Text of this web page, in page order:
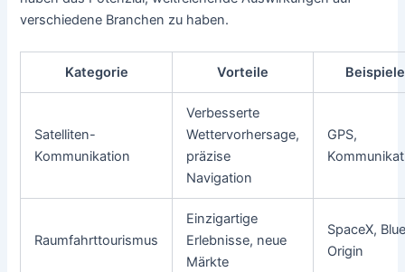
verschiedene Branchen zu haben.
Kategorie Vorteile Beispiele
Satelliten-
Kommunikation
Verbesserte
Wettervorhersage,
präzise
Navigation
GPS,
Raumfahrttourismus
Einzigartige
Erlebnisse, neue
Märkte
SpaceX,
Origin